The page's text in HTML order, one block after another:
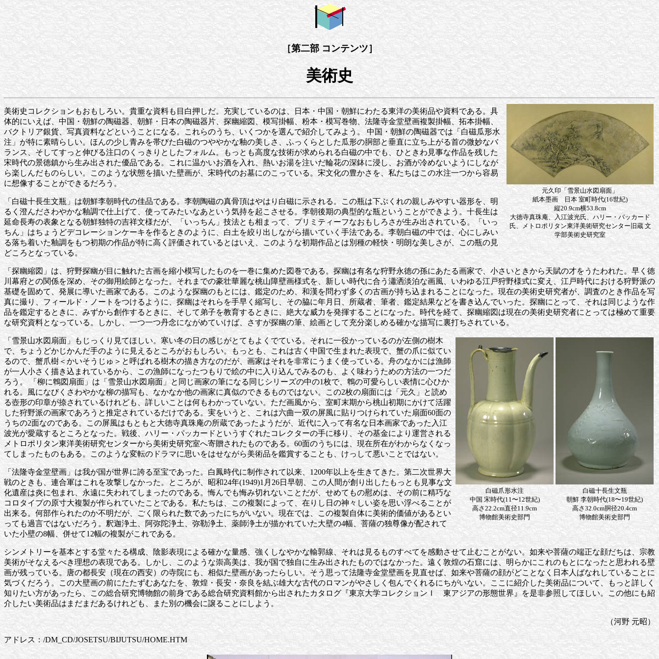
［第二部 コンテンツ］
美術史
元久印「雪景山水図扇面」
紙本墨画 日本 室町時代(16世紀)
縦20.9cm横53.8cm
大徳寺真珠庵、入江波光氏、ハリー・バッカード
氏、メトロポリタン東洋美術研究センター旧蔵 文
学部美術史研究室
美術史コレクションもおもしろい。貴重な資料も目白押しだ。充実しているのは、日本・中国・朝鮮にわたる東洋の美術品や資料である。具
体的にいえば、中国・朝鮮の陶磁器、朝鮮・日本の陶磁器片、探幽縮図、模写掛幅、粉本・模写巻物、法隆寺金堂壁画複製掛幅、拓本掛幅、
バクトリア銀貨、写真資料などということになる。これらのうち、いくつかを選んで紹介してみよう。 中国・朝鮮の陶磁器では「白磁瓜形水
注」が特に素晴らしい。ほんの少し青みを帯びた白磁のつややかな釉の美しさ、ふっくらとした瓜形の胴部と垂直に立ち上がる首の微妙なバ
ランス、そしてすっと伸びる注口のくっきりとしたフォルム。もっとも高度な技術が求められる白磁の中でも、ひときわ見事な作品を残した
宋時代の景徳鎮から生み出された優品である。これに温かいお酒を入れ、熱いお湯を注いだ輪花の深鉢に浸し、お酒が冷めないようにしなが
ら楽しんだものらしい。このような状態を描いた壁画が、宋時代のお墓にのこっている。宋文化の豊かさを、私たちはこの水注一つから容易
に想像することができるだろう。
「白磁十長生文瓶」は朝鮮李朝時代の佳品である。李朝陶磁の真骨頂はやはり白磁に示される。この瓶は下ぶくれの親しみやすい器形を、明
るく澄んださわやかな釉調で仕上げて、使ってみたいなあという気持を起こさせる。李朝後期の典型的な瓶ということができよう。十長生は
延命長寿の表象となる朝鮮独特の吉祥文様だが、「いっちん」技法とも相まって、プリミティーフなおもしろさが生み出されている。「いっ
ちん」はちょうどデコレーションケーキを作るときのように、白土を絞り出しながら描いていく手法である。李朝白磁の中では、心にしみい
る落ち着いた釉調をもつ初期の作品が特に高く評価されているとはいえ、このような初期作品とは別種の軽快・明朗な美しさが、この瓶の見
どころとなっている。
「探幽縮図」は、狩野探幽が目に触れた古画を縮小模写したものを一巻に集めた図巻である。探幽は有名な狩野永徳の孫にあたる画家で、小さいときから天賦の才をうたわれた。早く徳
川幕府との関係を深め、その御用絵師となった。それまでの豪壮華麗な桃山障壁画様式を、新しい時代に合う瀟洒淡泊な画風、いわゆる江戸狩野様式に変え、江戸時代における狩野派の
基礎を固めて、発展に導いた画家である。このような探幽のもとには、鑑定のため、和漢を問わず多くの古画が持ち込まれることになった。現在の美術史研究者が、調査のとき作品を写
真に撮り、フィールド・ノートをつけるように、探幽はそれらを手早く縮写し、その脇に年月日、所蔵者、筆者、鑑定結果などを書き込んでいった。探幽にとって、それは同じような作
品を鑑定するときに、みずから創作するときに、そして弟子を教育するときに、絶大な威力を発揮することになった。時代を経て、探幽縮図は現在の美術史研究者にとっては極めて重要
な研究資料となっている。しかし、一つ一つ丹念にながめていけば、さすが探幽の筆、絵画として充分楽しめる確かな描写に裏打ちされている。
白磁爪形水注
中国 宋時代(11〜12世紀)
高さ22.2cm直径11.9cm
博物館美術史部門
白磁十長生文瓶
朝鮮 李朝時代(18〜19世紀)
高さ32.0cm胴径20.4cm
博物館美術史部門
「雪景山水図扇面」もじっくり見てほしい。寒い冬の日の感じがとてもよくでている。それに一役かっているのが左側の樹木
で、ちょうどかじかんだ手のように見えるところがおもしろい。もっとも、これは古く中国で生まれた表現で、蟹の爪に似てい
るので、蟹爪樹＜かいそうじゅ＞と呼ばれる樹木の描き方なのだが、画家はそれを非常にうまく使っている。舟のなかには漁師
が一人小さく描き込まれているから、この漁師になったつもりで絵の中に入り込んでみるのも、よく味わうための方法の一つだ
ろう。 「柳に鵯図扇面」は「雪景山水図扇面」と同じ画家の筆になる同じシリーズの中の1枚で、鵯の可愛らしい表情に心ひか
れる。風になびくさわやかな柳の描写も、なかなか他の画家に真似のできるものではない。この2枚の扇面には「元久」と読め
る壺形の印章が捺されているけれども、詳しいことは何もわかっていない。ただ画風から、室町末期から桃山初期にかけて活躍
した狩野派の画家であろうと推定されているだけである。実をいうと、これは六曲一双の屏風に貼りつけられていた扇面60面の
うちの2面なのである。この屏風はもともと大徳寺真珠庵の所蔵であったようだが、近代に入って有名な日本画家であった入江
波光が愛蔵するところとなった。戦後、ハリー・パッカードというすぐれたコレクターの手に移り、その基金により運営される
メトロポリタン東洋美術研究センターから美術史研究室へ寄贈されたものである。60面のうちには、現在所在がわからなくなっ
てしまったものもある。このような変転のドラマに思いをはせながら美術品を鑑賞することも、けっして悪いことではない。
「法隆寺金堂壁画」は我が国が世界に誇る至宝であった。白鳳時代に制作されて以来、1200年以上を生きてきた。第二次世界大
戦のときも、連合軍はこれを攻撃しなかった。ところが、昭和24年(1949)1月26日早朝、この人間が創り出したもっとも見事な文
化遺産は炎に包まれ、永遠に失われてしまったのである。悔んでも悔み切れないことだが、せめてもの慰めは、その前に精巧な
コロタイプの原寸大複製が作られていたことである。私たちは、この複製によって、在りし日の神々しい姿を思い浮べることが
出来る。何部作られたのか不明だが、ごく限られた数であったにちがいない。現在では、この複製自体に美術的価値があるとい
っても過言ではないだろう。釈迦浄土、阿弥陀浄土、弥勒浄土、薬師浄土が描かれていた大壁の4幅、菩薩の独尊像が配されて
いた小壁の8幅、併せて12幅の複製がこれである。
シンメトリーを基本とする堂々たる構成、陰影表現による確かな量感、強くしなやかな輸郭線、それは見るものすべてを感動させて止むことがない。如来や菩薩の端正な顔だちは、宗教
美術がそなえるべき理想の表現である。しかし、このような崇高美は、我が国で独自に生み出されたものではなかった。遠く敦煌の石窟には、明らかにこれのもとになったと思われる壁
画が残っている。唐の都長安（現在の西安）の寺院にも、相似た壁画があったらしい。そう思って法隆寺金堂壁画を見直せば、如来や菩薩の顔がどことなく日本人ばなれしていることに
気づくだろう。この大壁画の前にたたずむあなたを、敦煌・長安・奈良を結ぶ雄大な古代のロマンがやさしく包んでくれるにちがいない。ここに紹介した美術品について、もっと詳しく
知りたい方があったら、この総合研究博物館の前身である総合研究資料館から出されたカタログ『東京大学コレクションＩ 東アジアの形態世界』を是非参照してほしい。この他にも紹
介したい美術品はまだまだあるけれども、また別の機会に譲ることにしよう。
（河野 元昭）
アドレス：/DM_CD/JOSETSU/BIJUTSU/HOME.HTM